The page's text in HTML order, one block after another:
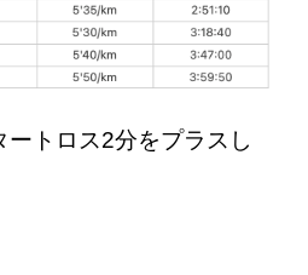
トロス2分をプラスし